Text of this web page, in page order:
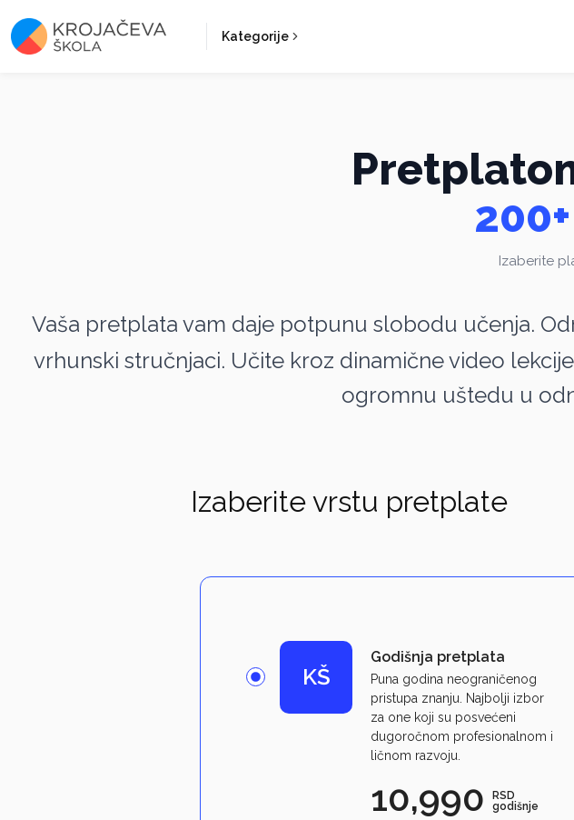
Kategorije
Izaberite
Vaša pretplata vam daje potpunu slobodu učenja.
vrhunski stručnjaci. Učite kroz dinamične video
ogromnu uštedu u
Izaberite vrstu pretplate
KŠ
Godišnja pretplata
Puna godina neograničenog
pristupa znanju. Najbolji izbor
za one koji su posvećeni
dugoročnom profesionalnom i
ličnom razvoju.
10,990
RSD
godišnje